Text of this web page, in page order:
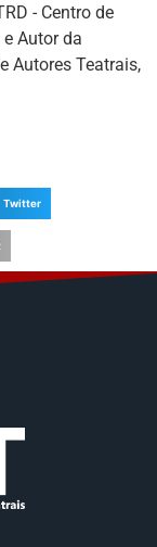
- Centro de
Autor da
Autores Teatrais,
Twitter